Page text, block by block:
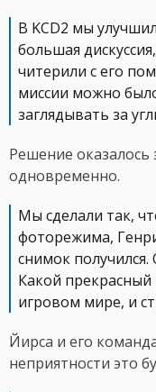
В KCD2 мы
большая
читерили с его
миссии можно
заглядывать за
Решение
одновременно.
Мы сделали так,
фоторежима,
снимок
Какой
игровом мире, и
Йирса и его
неприятности это